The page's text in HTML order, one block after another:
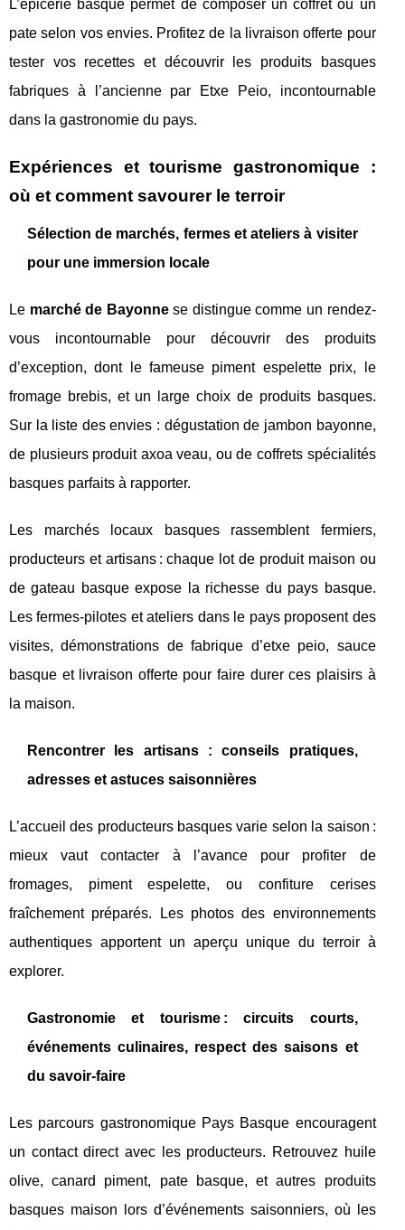
L’épicerie basque permet de composer un coffret ou un
pate selon vos envies. Profitez de la livraison offerte pour
tester vos recettes et découvrir les produits basques
fabriques à l’ancienne par Etxe Peio, incontournable
dans la gastronomie du pays.
Expériences et tourisme gastronomique :
où et comment savourer le terroir
Sélection de marchés, fermes et ateliers à visiter
pour une immersion locale
Le marché de Bayonnese distingue comme un rendez-
vous incontournable pour découvrir des produits
d’exception, dont le fameuse piment espelette prix, le
fromage brebis, et un large choix de produits basques.
Sur la liste des envies : dégustation de jambon bayonne,
de plusieurs produit axoa veau, ou de coffrets spécialités
basques parfaits à rapporter.
Les marchés locaux basques rassemblent fermiers,
producteurs et artisans : chaque lot de produit maison ou
de gateau basque expose la richesse du pays basque.
Les fermes-pilotes et ateliers dans le pays proposent des
visites, démonstrations de fabrique d’etxe peio, sauce
basque et livraison offerte pour faire durer ces plaisirs à
la maison.
Rencontrer les artisans : conseils pratiques,
adresses et astuces saisonnières
L’accueil des producteurs basques varie selon la saison :
mieux vaut contacter à l’avance pour profiter de
fromages, piment espelette, ou confiture cerises
fraîchement préparés. Les photos des environnements
authentiques apportent un aperçu unique du terroir à
explorer.
Gastronomie et tourisme : circuits courts,
événements culinaires, respect des saisons et
du savoir-faire
Les parcours gastronomique Pays Basque encouragent
un contact direct avec les producteurs. Retrouvez huile
olive, canard piment, pate basque, et autres produits
basques maison lors d’événements saisonniers, où les